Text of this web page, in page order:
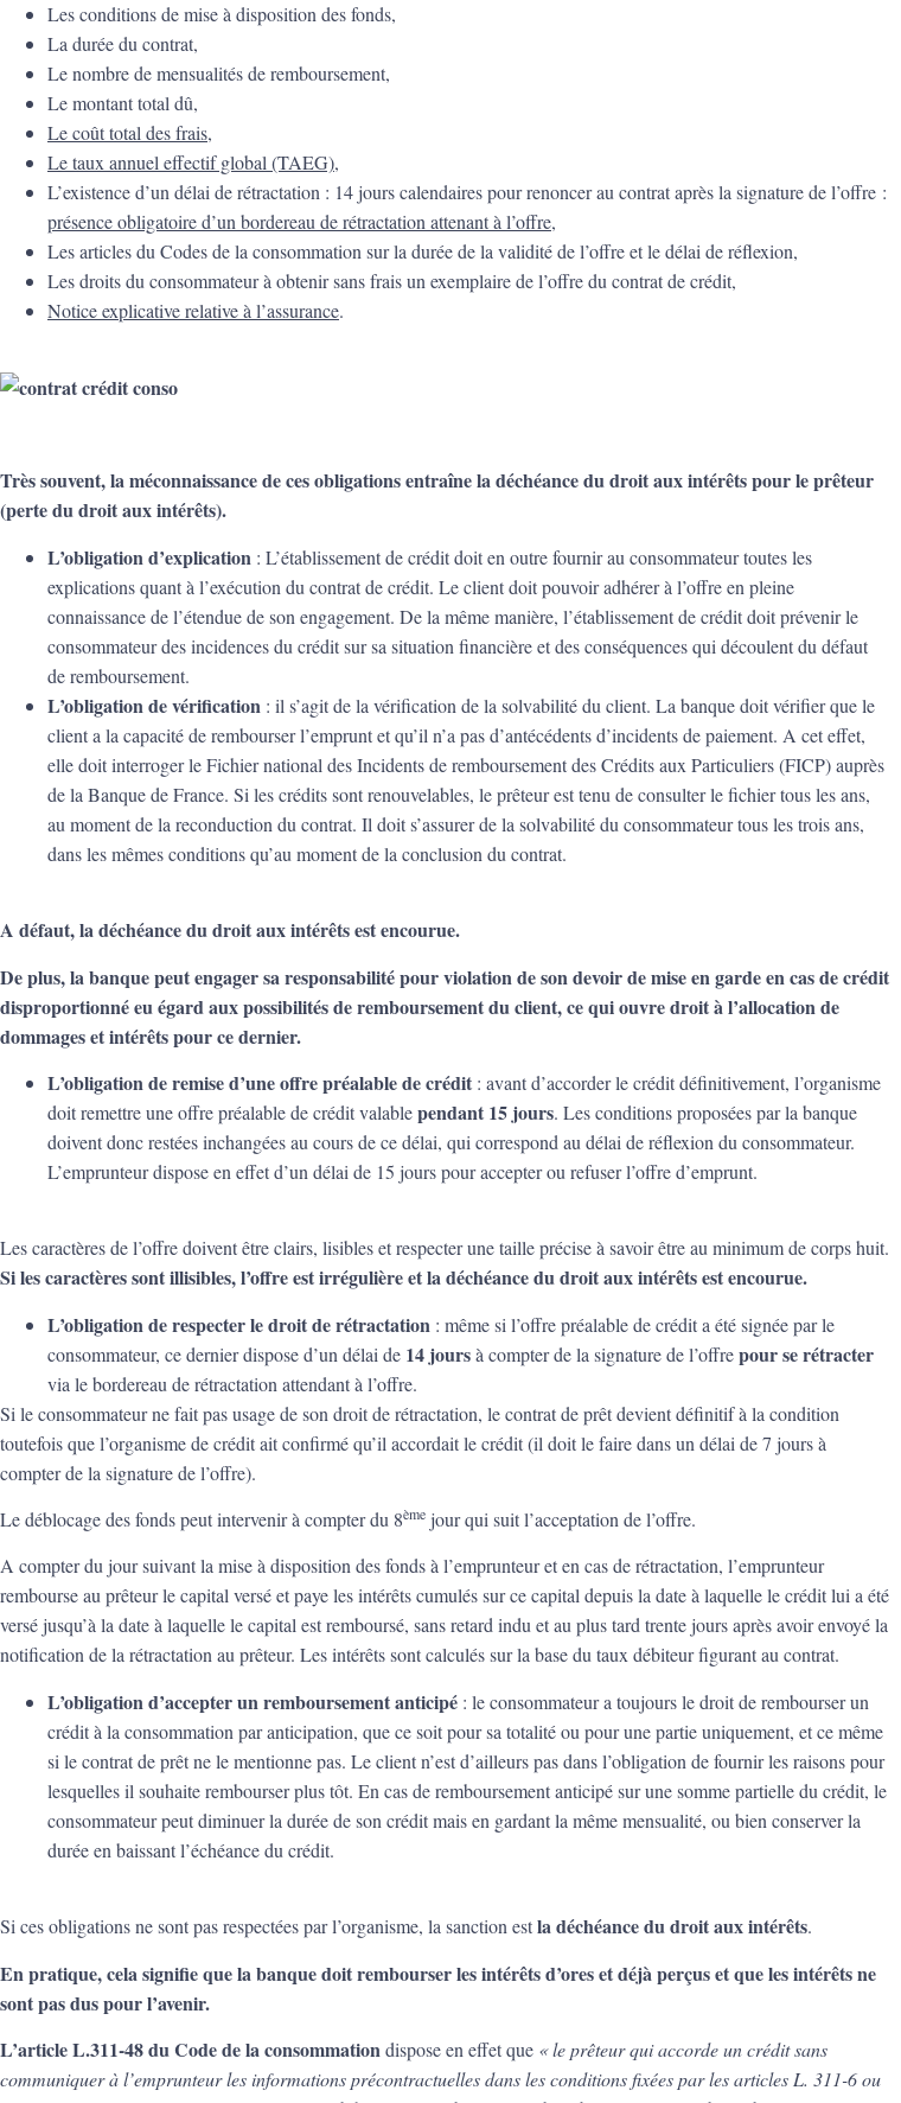
Les conditions de mise à disposition des fonds,
La durée du contrat,
Le nombre de mensualités de remboursement,
Le montant total dû,
Le coût total des frais,
Le taux annuel effectif global (TAEG),
L’existence d’un délai de rétractation : 14 jours calendaires pour renoncer au contrat après la signature de l’offre :
présence obligatoire d’un bordereau de rétractation attenant à l’offre,
Les articles du Codes de la consommation sur la durée de la validité de l’offre et le délai de réflexion,
Les droits du consommateur à obtenir sans frais un exemplaire de l’offre du contrat de crédit,
Notice explicative relative à l’assurance.
Très souvent, la méconnaissance de ces obligations entraîne la déchéance du droit aux intérêts pour le prêteur
(perte du droit aux intérêts).
L’obligation d’explication : L’établissement de crédit doit en outre fournir au consommateur toutes les
explications quant à l’exécution du contrat de crédit. Le client doit pouvoir adhérer à l’offre en pleine
connaissance de l’étendue de son engagement. De la même manière, l’établissement de crédit doit prévenir le
consommateur des incidences du crédit sur sa situation financière et des conséquences qui découlent du défaut
de remboursement.
L’obligation de vérification : il s’agit de la vérification de la solvabilité du client. La banque doit vérifier que le
client a la capacité de rembourser l’emprunt et qu’il n’a pas d’antécédents d’incidents de paiement. A cet effet,
elle doit interroger le Fichier national des Incidents de remboursement des Crédits aux Particuliers (FICP) auprès
de la Banque de France. Si les crédits sont renouvelables, le prêteur est tenu de consulter le fichier tous les ans,
au moment de la reconduction du contrat. Il doit s’assurer de la solvabilité du consommateur tous les trois ans,
dans les mêmes conditions qu’au moment de la conclusion du contrat.
A défaut, la déchéance du droit aux intérêts est encourue.
De plus, la banque peut engager sa responsabilité pour violation de son devoir de mise en garde en cas de crédit
disproportionné eu égard aux possibilités de remboursement du client, ce qui ouvre droit à l’allocation de
dommages et intérêts pour ce dernier.
L’obligation de remise d’une offre préalable de crédit : avant d’accorder le crédit définitivement, l’organisme
doit remettre une offre préalable de crédit valablependant 15 jours. Les conditions proposées par la banque
doivent donc restées inchangées au cours de ce délai, qui correspond au délai de réflexion du consommateur.
L’emprunteur dispose en effet d’un délai de 15 jours pour accepter ou refuser l’offre d’emprunt.
Les caractères de l’offre doivent être clairs, lisibles et respecter une taille précise à savoir être au minimum de corps huit.
Si les caractères sont illisibles, l’offre est irrégulière et la déchéance du droit aux intérêts est encourue.
L’obligation de respecter le droit de rétractation : même si l’offre préalable de crédit a été signée par le
consommateur, ce dernier dispose d’un délai de 14 joursà compter de la signature de l’offrepour se rétracter
via le bordereau de rétractation attendant à l’offre.
Si le consommateur ne fait pas usage de son droit de rétractation, le contrat de prêt devient définitif à la condition
toutefois que l’organisme de crédit ait confirmé qu’il accordait le crédit (il doit le faire dans un délai de 7 jours à
compter de la signature de l’offre).
Le déblocage des fonds peut intervenir à compter du 8ème jour qui suit l’acceptation de l’offre.
A compter du jour suivant la mise à disposition des fonds à l’emprunteur et en cas de rétractation, l’emprunteur
rembourse au prêteur le capital versé et paye les intérêts cumulés sur ce capital depuis la date à laquelle le crédit lui a été
versé jusqu’à la date à laquelle le capital est remboursé, sans retard indu et au plus tard trente jours après avoir envoyé la
notification de la rétractation au prêteur. Les intérêts sont calculés sur la base du taux débiteur figurant au contrat.
L’obligation d’accepter un remboursement anticipé : le consommateur a toujours le droit de rembourser un
crédit à la consommation par anticipation, que ce soit pour sa totalité ou pour une partie uniquement, et ce même
si le contrat de prêt ne le mentionne pas. Le client n’est d’ailleurs pas dans l’obligation de fournir les raisons pour
lesquelles il souhaite rembourser plus tôt. En cas de remboursement anticipé sur une somme partielle du crédit, le
consommateur peut diminuer la durée de son crédit mais en gardant la même mensualité, ou bien conserver la
durée en baissant l’échéance du crédit.
Si ces obligations ne sont pas respectées par l’organisme, la sanction estla déchéance du droit aux intérêts.
En pratique, cela signifie que la banque doit rembourser les intérêts d’ores et déjà perçus et que les intérêts ne
sont pas dus pour l’avenir.
L’article L.311-48 du Code de la consommationdispose en effet que « le prêteur qui accorde un crédit sans
communiquer à l’emprunteurles informations précontractuelles dans les conditions fixées par les articles L. 311-6 ou